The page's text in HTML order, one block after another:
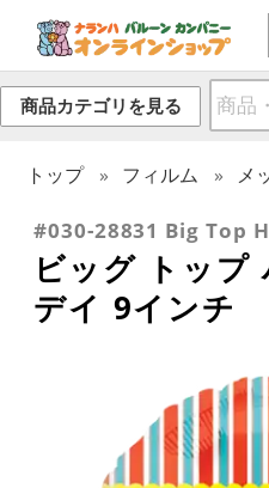
商品カテゴリを見る
トップ フィルム メ
#030-28831 Big Top
ビッグ トップ
デイ 9インチ